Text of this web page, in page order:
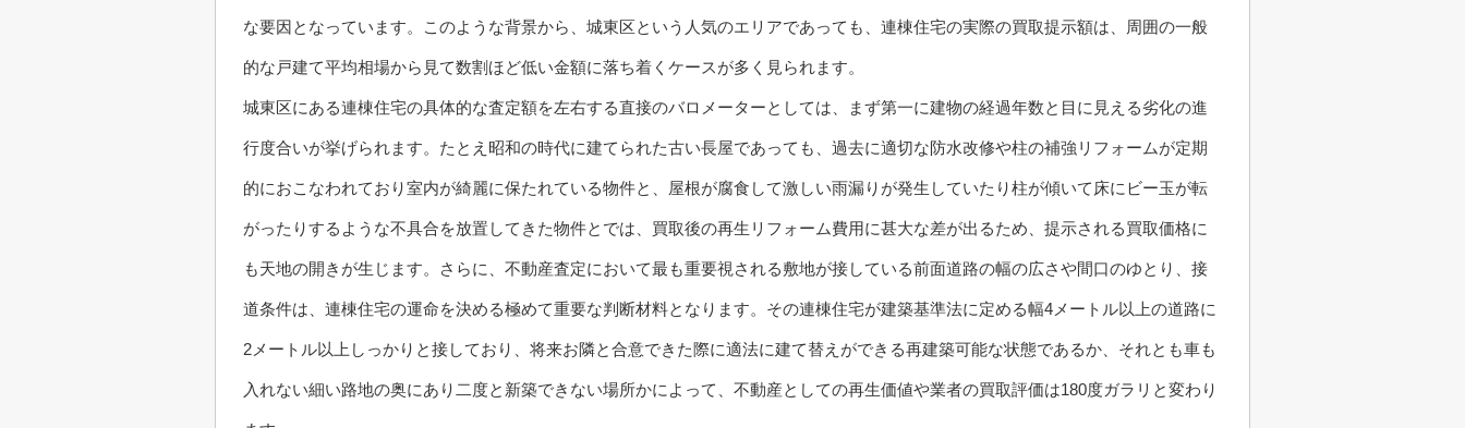
な要因となっています。このような背景から、城東区という人気のエリアであっても、連棟住宅の実際の買取提示額は、周囲の一般
的な戸建て平均相場から見て数割ほど低い金額に落ち着くケースが多く見られます。
城東区にある連棟住宅の具体的な査定額を左右する直接のバロメーターとしては、まず第一に建物の経過年数と目に見える劣化の進
行度合いが挙げられます。たとえ昭和の時代に建てられた古い長屋であっても、過去に適切な防水改修や柱の補強リフォームが定期
的におこなわれており室内が綺麗に保たれている物件と、屋根が腐食して激しい雨漏りが発生していたり柱が傾いて床にビー玉が転
がったりするような不具合を放置してきた物件とでは、買取後の再生リフォーム費用に甚大な差が出るため、提示される買取価格に
も天地の開きが生じます。さらに、不動産査定において最も重要視される敷地が接している前面道路の幅の広さや間口のゆとり、接
道条件は、連棟住宅の運命を決める極めて重要な判断材料となります。その連棟住宅が建築基準法に定める幅4メートル以上の道路に
2メートル以上しっかりと接しており、将来お隣と合意できた際に適法に建て替えができる再建築可能な状態であるか、それとも車も
入れない細い路地の奥にあり二度と新築できない場所かによって、不動産としての再生価値や業者の買取評価は180度ガラリと変わり